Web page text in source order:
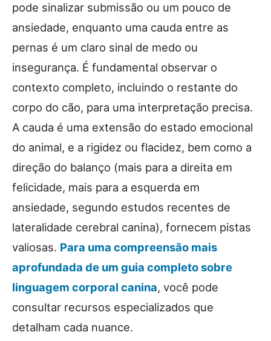
pode sinalizar submissão ou um pouco de
ansiedade, enquanto uma cauda entre as
pernas é um claro sinal de medo ou
insegurança. É fundamental observar o
contexto completo, incluindo o restante do
corpo do cão, para uma interpretação precisa.
A cauda é uma extensão do estado emocional
do animal, e a rigidez ou flacidez, bem como a
direção do balanço (mais para a direita em
felicidade, mais para a esquerda em
ansiedade, segundo estudos recentes de
lateralidade cerebral canina), fornecem pistas
valiosas. Para uma compreensão mais
aprofundada de um guia completo sobre
linguagem corporal canina, você pode
consultar recursos especializados que
detalham cada nuance.